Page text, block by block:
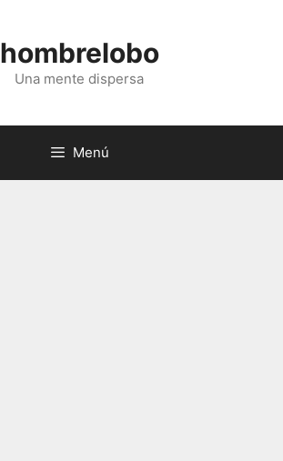
hombrelobo
Una mente dispersa
Menú